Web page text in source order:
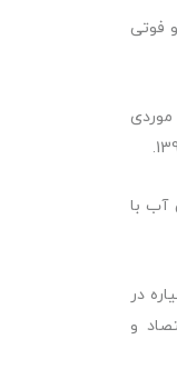
فوتی
آب با
در
و